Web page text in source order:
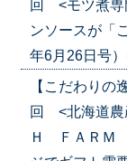
回 <モツ煮専
ンソースが「
年6月26日号
【こだわりの
回 <北海道農
Ｈ ＦＡＲＭ